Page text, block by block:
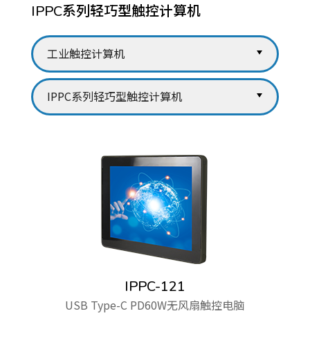
IPPC系列轻巧型触控计算机
IPPC-121
USB Type-C PD60W无风扇触控电脑